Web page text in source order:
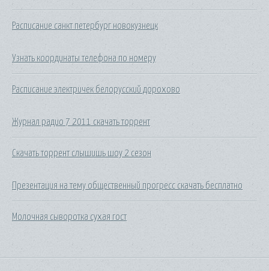
Расписание санкт петербург новокузнецк
Узнать координаты телефона по номеру
Расписание электричек белорусский дорохово
Журнал радио 7 2011 скачать торрент
Скачать торрент слышишь шоу 2 сезон
Презентация на тему общественный прогресс скачать бесплатно
Молочная сыворотка сухая гост